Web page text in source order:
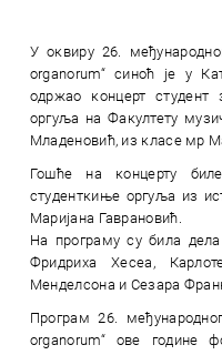
У оквиру 26.
оrgаnorum“ синоћ је у
одржао концерт студент
оргуља на Факултету
Младеновић, из класе мр
Гошће на концерту
студенткиње оргуља из
Маријана Гаврановић.
На програму су била
Фридриха Хесеа,
Менделсона и Сезара
Програм 26.
оrgаnorum“ ове године